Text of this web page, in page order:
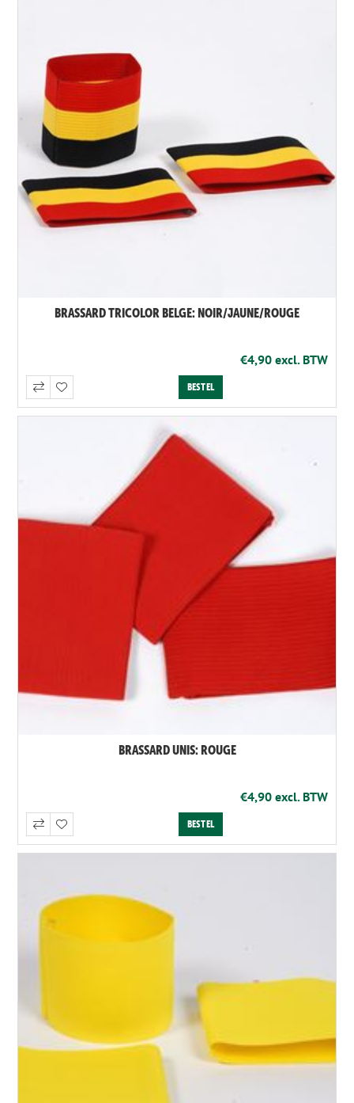
BRASSARD TRICOLOR BELGE: NOIR/JAUNE/ROUGE
€4,90 excl. BTW
BRASSARD UNIS: ROUGE
€4,90 excl. BTW